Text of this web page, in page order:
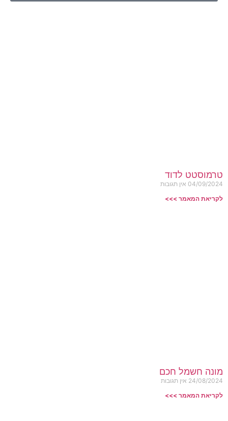
טרמוסטט לדוד
04/09/2024 אין תגובות
לקריאת המאמר >>>
מונה חשמל חכם
24/08/2024 אין תגובות
לקריאת המאמר >>>